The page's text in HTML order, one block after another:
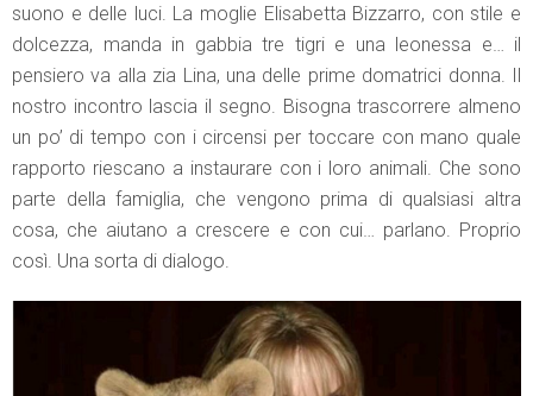
suono e delle luci. La moglie Elisabetta Bizzarro, con stile e
dolcezza, manda in gabbia tre tigri e una leonessa e… il
pensiero va alla zia Lina, una delle prime domatrici donna. Il
nostro incontro lascia il segno. Bisogna trascorrere almeno
un po’ di tempo con i circensi per toccare con mano quale
rapporto riescano a instaurare con i loro animali. Che sono
parte della famiglia, che vengono prima di qualsiasi altra
cosa, che aiutano a crescere e con cui… parlano. Proprio
così. Una sorta di dialogo.